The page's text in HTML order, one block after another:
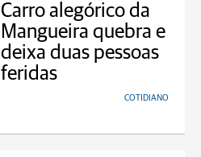
Carro alegórico da
Mangueira quebra e
deixa duas pessoas
feridas
COTIDIANO